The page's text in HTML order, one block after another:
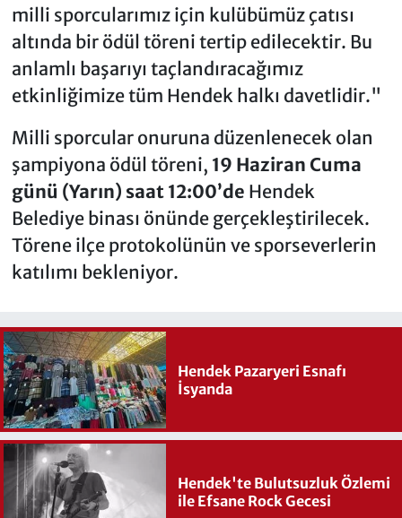
milli sporcularımız için kulübümüz çatısı
altında bir ödül töreni tertip edilecektir. Bu
anlamlı başarıyı taçlandıracağımız
etkinliğimize tüm Hendek halkı davetlidir."
Milli sporcular onuruna düzenlenecek olan
şampiyona ödül töreni, 19 Haziran Cuma
günü (Yarın) saat 12:00’de Hendek
Belediye binası önünde gerçekleştirilecek.
Törene ilçe protokolünün ve sporseverlerin
katılımı bekleniyor.
Hendek Pazaryeri Esnafı
İsyanda
Hendek'te Bulutsuzluk Özlemi
ile Efsane Rock Gecesi